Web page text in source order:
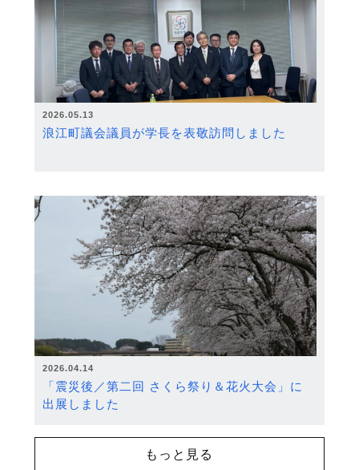
2026.05.13
浪江町議会議員が学長を表敬訪問しました
2026.04.14
「震災後／第二回 さくら祭り＆花火大会」に
出展しました
もっと見る